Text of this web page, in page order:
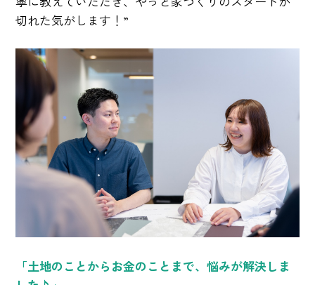
切れた気がします！”
「土地のことからお金のことまで、悩みが解決しま